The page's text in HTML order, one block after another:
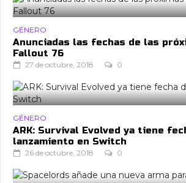
GÉNERO
Anunciadas las fechas de las
Fallout 76
27 de octubre, 2018 0
GÉNERO
ARK: Survival Evolved ya tiene
lanzamiento en Switch
26 de octubre, 2018 0